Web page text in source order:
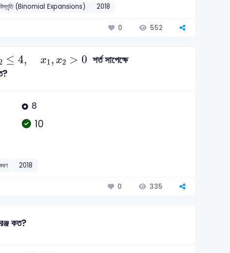
বিস্তৃতি (Binomial Expansions) 2018
0 552
≤ 4, x1 , x2 > 0
1 x2 > শর্ত সাপেক্ষে
8
10
2018
0 335
কত?